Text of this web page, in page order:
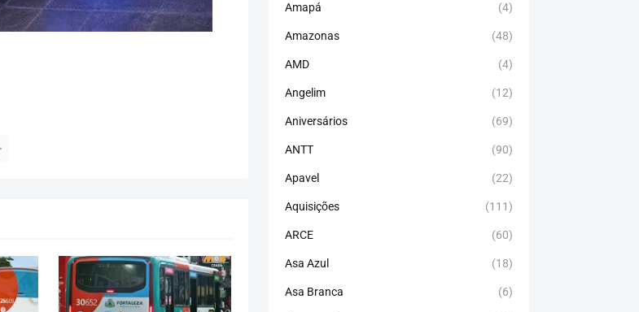
Amapá (4)
Amazonas (48)
AMD (4)
Angelim (12)
Aniversários (69)
ANTT (90)
Apavel (22)
Aquisições (111)
ARCE (60)
Asa Azul (18)
Asa Branca (6)